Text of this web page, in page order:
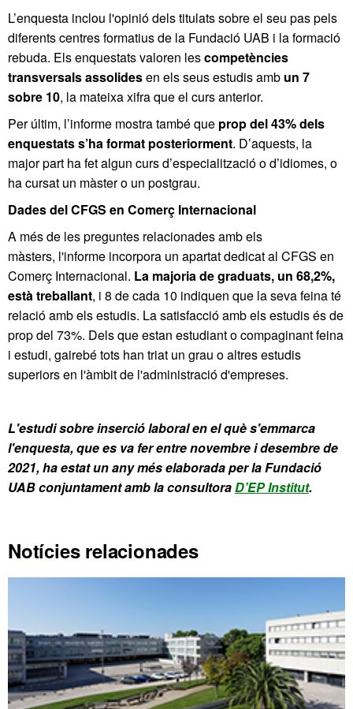
L’enquesta inclou l'opinió dels titulats sobre el seu pas pels
diferents centres formatius de la Fundació UAB i la formació
rebuda. Els enquestats valoren lescompetències
transversals assolidesen els seus estudis amb un 7
sobre 10, la mateixa xifra que el curs anterior.
Per últim, l’informe mostra també que prop del 43% dels
enquestats s’ha format posteriorment. D’aquests, la
major part ha fet algun curs d’especialització o d’idiomes, o
ha cursat un màster o un postgrau.
Dades del CFGS en Comerç Internacional
A més de les preguntes relacionades amb els
màsters, l'informe incorpora un apartat dedicat al CFGS en
Comerç Internacional. La majoria de graduats, un 68,2%,
està treballant, i 8 de cada 10 indiquen que la seva feina té
relació amb els estudis. La satisfacció amb els estudis és de
prop del 73%. Dels que estan estudiant o compaginant feina
i estudi, gairebé tots han triat un grau o altres estudis
superiors en l'àmbit de l'administració d'empreses.
L'estudi sobre inserció laboral en el què s'emmarca
l'enquesta, que es va fer entre novembre i desembre de
2021, ha estat un any més elaborada per la Fundació
UAB conjuntament amb la consultoraD’EP Institut.
Notícies relacionades